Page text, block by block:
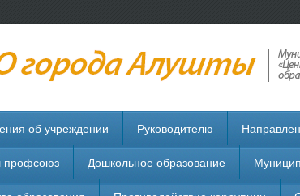
об учреждении Руководителю
Дошкольное образование